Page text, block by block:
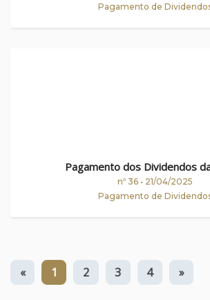
Pagamento de
Pagamento dos Dividendos
nº 36 • 21/04/2025
Pagamento de
« 1 2 3 4 »